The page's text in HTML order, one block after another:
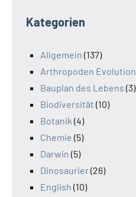
Kategorien
Allgemein (137)
Arthropoden Evolution
Bauplan des Lebens (3)
Biodiversität (10)
Botanik (4)
Chemie (5)
Darwin (5)
Dinosaurier(26)
English (10)